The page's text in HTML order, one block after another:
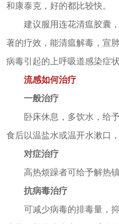
和康泰克，好的都比较快。
建议服用连花清瘟胶囊，
著的疗效，能清瘟解毒，宣
病毒引起的上呼吸道感染症状
流感如何治疗
一般治疗
卧床休息，多饮水，给予
食后以温盐水或温开水漱口
对症治疗
高热烦躁者可给予解热镇
抗病毒治疗
可减少病毒的排毒量，抑